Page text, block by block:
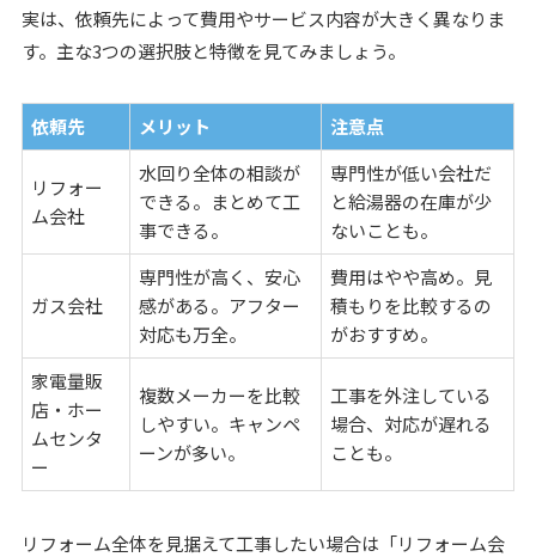
実は、依頼先によって費用やサービス内容が大きく異なりま
す。主な3つの選択肢と特徴を見てみましょう。
依頼先 メリット 注意点
リフォー
ム会社
水回り全体の相談が
できる。まとめて工
事できる。
専門性が低い会社だ
と給湯器の在庫が少
ないことも。
ガス会社
専門性が高く、安心
感がある。アフター
対応も万全。
費用はやや高め。見
積もりを比較するの
がおすすめ。
家電量販
店・ホー
ムセンタ
ー
複数メーカーを比較
しやすい。キャンペ
ーンが多い。
工事を外注している
場合、対応が遅れる
ことも。
リフォーム全体を見据えて工事したい場合は「リフォーム会